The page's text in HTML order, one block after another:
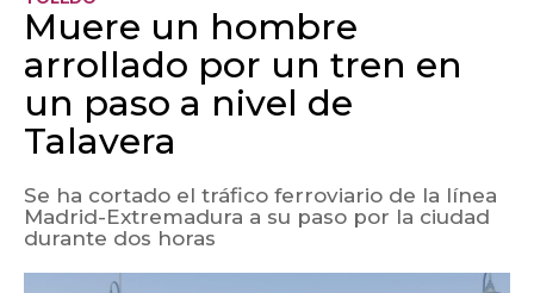
Muere un hombre
arrollado por un tren en
un paso a nivel de
Talavera
Se ha cortado el tráfico ferroviario de la línea
Madrid-Extremadura a su paso por la ciudad
durante dos horas